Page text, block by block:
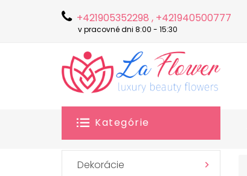
+421905352298 , +421940500777
v pracovné dni 8:00 - 15:30
Kategórie
Dekorácie